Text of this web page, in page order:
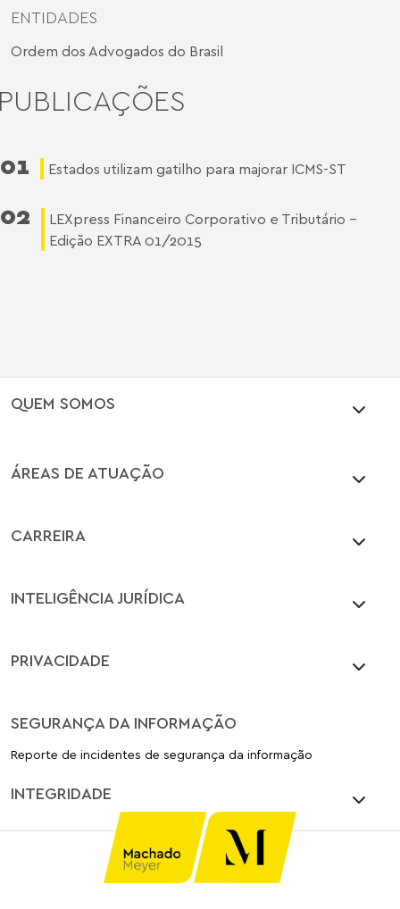
ENTIDADES
Ordem dos Advogados do Brasil
01 Estados utilizam gatilho para majorar ICMS-ST
02
LEXpress Financeiro Corporativo e Tributário -
Edição EXTRA 01/2015
QUEM SOMOS
ÁREAS DE ATUAÇÃO
CARREIRA
INTELIGÊNCIA JURÍDICA
PRIVACIDADE
SEGURANÇA DA INFORMAÇÃO
Reporte de incidentes de segurança da informação
INTEGRIDADE